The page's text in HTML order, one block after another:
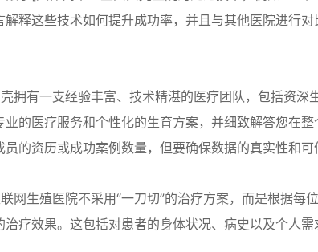
释这些技术如何提升成功率，并且与其他医院进行
拥有一支经验丰富、技术精湛的医疗团队，包括资深
业的医疗服务和个性化的生育方案，并细致解答您在
的资历或成功案例数量，但要确保数据的真实性和可
网生殖医院不采用“一刀切”的治疗方案，而是根据每
疗效果。这包括对患者的身体状况、病史以及个人需